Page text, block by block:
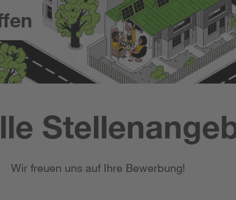
Wir freuen uns auf Ihre Bewerbung!